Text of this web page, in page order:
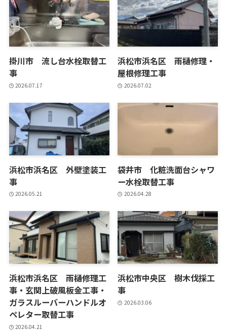
掛川市 流し台水栓取替工
事
2026.07.17
浜松市浜名区 雨樋修理・
屋根修理工事
2026.07.02
浜松市浜名区 外壁塗装工
事
2026.05.21
袋井市 化粧洗面台シャワ
ー水栓取替工事
2026.04.28
浜松市浜名区 雨樋修理工
事・玄関上破風板金工事・
ガラスルーバーハンドルオ
ペレター取替工事
2026.04.21
浜松市中央区 樹木伐採工
事
2026.03.06